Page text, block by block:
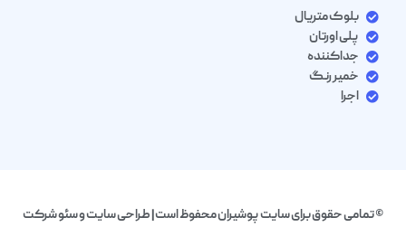
بلوک متریال
پلی اورتان
جداکننده
خمیر رنگ
اجرا
© تمامی حقوق برای سایت پوشیران محفوظ است| طراحی سایت و سئو شرکت